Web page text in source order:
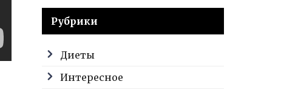
Рубрики
Диеты
Интересное